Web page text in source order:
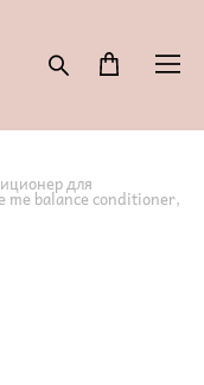
для
me balance conditioner,